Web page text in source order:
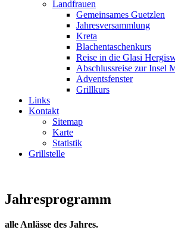
Landfrauen
Gemeinsames Guetzlen
Jahresversammlung
Kreta
Blachentaschenkurs
Reise in die Glasi
Abschlussreise zur Insel
Adventsfenster
Grillkurs
Links
Kontakt
Sitemap
Karte
Statistik
Grillstelle
Jahresprogramm
alle Anlässe des Jahres.